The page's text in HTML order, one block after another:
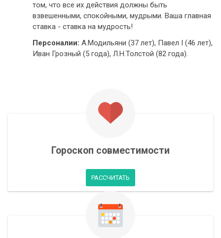
том, что все их действия должны быть
взвешенными, спокойными, мудрыми. Ваша главная
ставка - ставка на мудрость!
Персоналии: А.Модильяни (37 лет), Павел I (46 лет),
Иван Грозный (5 года), Л.Н.Толстой (82 года).
Гороскоп совместимости
РАССЧИТАТЬ